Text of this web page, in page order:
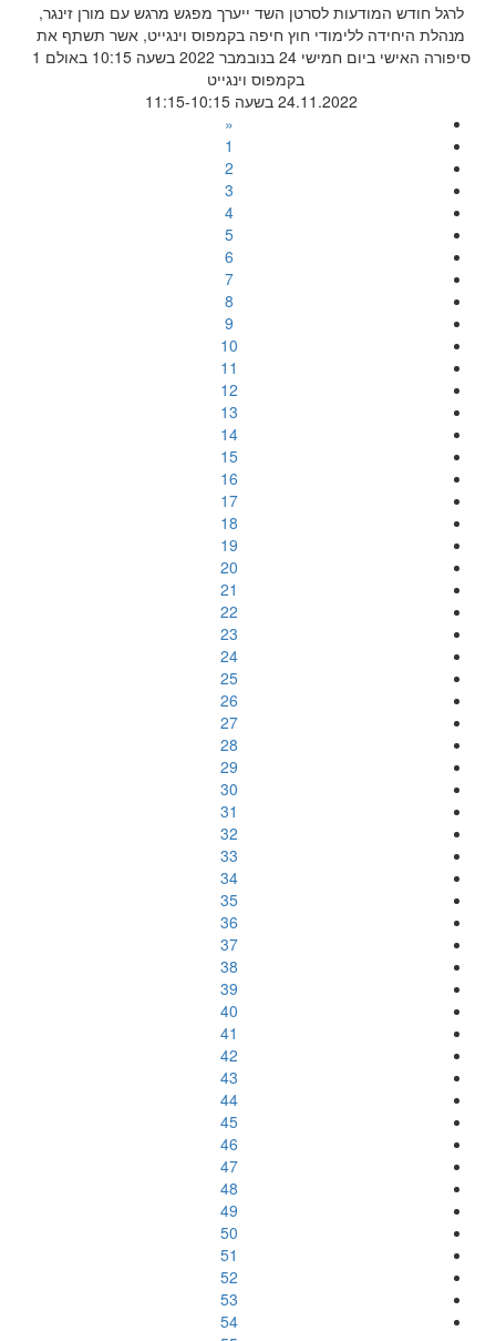
לרגל חודש המודעות לסרטן השד ייערך מפגש מרגש עם מורן זינגר,
מנהלת היחידה ללימודי חוץ חיפה בקמפוס וינגייט, אשר תשתף את
סיפורה האישי ביום חמישי 24 בנובמבר 2022 בשעה 10:15 באולם 1
בקמפוס וינגייט
24.11.2022 בשעה 11:15-10:15
«
1
2
3
4
5
6
7
8
9
10
11
12
13
14
15
16
17
18
19
20
21
22
23
24
25
26
27
28
29
30
31
32
33
34
35
36
37
38
39
40
41
42
43
44
45
46
47
48
49
50
51
52
53
54